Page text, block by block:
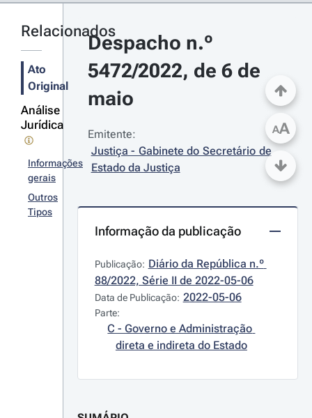
Relacionados
Ato
Original
Análise
Jurídica
Informações
gerais
Outros
Tipos
Despacho n.º
5472/2022, de 6 de
maio
Emitente:
Justiça - Gabinete do Secretário de
Estado da Justiça
Informação da publicação
Publicação: Diário da República n.º
88/2022, Série II de 2022-05-06
Data de Publicação: 2022-05-06
Parte:
C - Governo e Administração
direta e indireta do Estado
AA